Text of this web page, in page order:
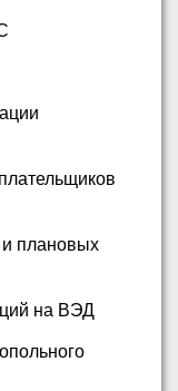
и плановых
на ВЭД